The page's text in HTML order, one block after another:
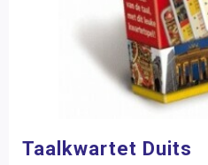
Taalkwartet Duits